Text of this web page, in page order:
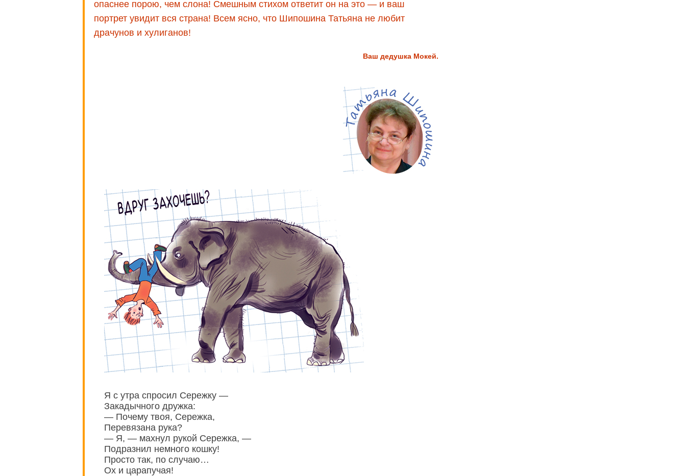
опаснее порою, чем слона! Смешным стихом ответит он на это — и ваш
портрет увидит вся страна! Всем ясно, что Шипошина Татьяна не любит
драчунов и хулиганов!
Ваш дедушка Мокей.
Я с утра спросил Сережку —
Закадычного дружка:
— Почему твоя, Сережка,
Перевязана рука?
— Я, — махнул рукой Сережка, —
Подразнил немного кошку!
Просто так, по случаю…
Ох и царапучая!